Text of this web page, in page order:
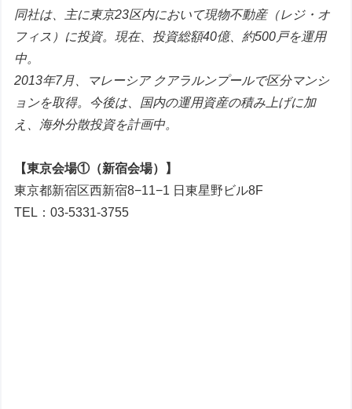
同社は、主に東京23区内において現物不動産（レジ・オ
フィス）に投資。現在、投資総額40億、約500戸を運用
中。
2013年7月、マレーシア クアラルンプールで区分マンシ
ョンを取得。今後は、国内の運用資産の積み上げに加
え、海外分散投資を計画中。
【東京会場①（新宿会場）】
東京都新宿区西新宿8−11−1 日東星野ビル8F
TEL：03-5331-3755